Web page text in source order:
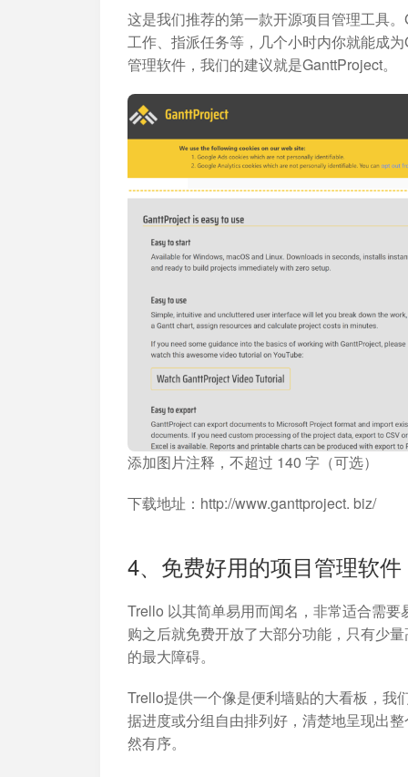
这是我们推荐的第一款开源项目管理工具
工作、指派任务等，几个小时内你就能成
管理软件，我们的建议就是GanttProject。
添加图片注释，不超过 140 字（可选）
下载地址：http://www.ganttproject. biz/
4、免费好用的项目管理软件
Trello 以其简单易用而闻名，非常适合需
购之后就免费开放了大部分功能，只有少
的最大障碍。
Trello提供一个像是便利墙贴的大看板，我
据进度或分组自由排列好，清楚地呈现出
然有序。